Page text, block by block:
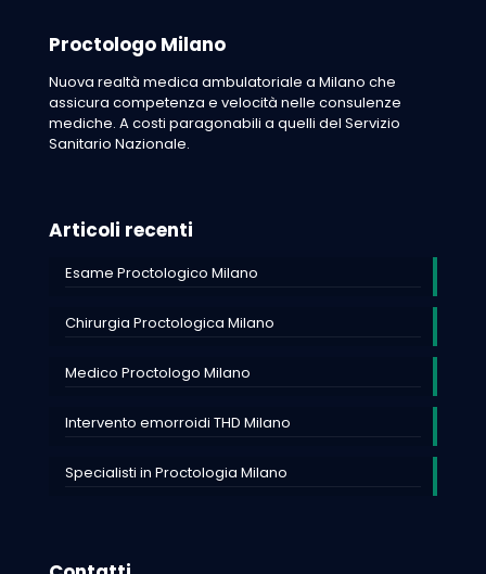
Proctologo Milano
Nuova realtà medica ambulatoriale a Milano che
assicura competenza e velocità nelle consulenze
mediche. A costi paragonabili a quelli del Servizio
Sanitario Nazionale.
Articoli recenti
Esame Proctologico Milano
Chirurgia Proctologica Milano
Medico Proctologo Milano
Intervento emorroidi THD Milano
Specialisti in Proctologia Milano